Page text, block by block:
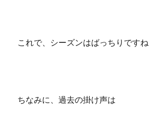
これで、シーズンはばっちりですね
ちなみに、過去の掛け声は